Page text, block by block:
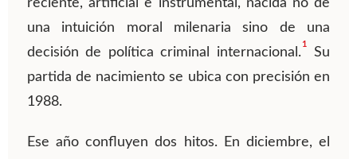
reciente, artificial e instrumental, nacida no de
una intuición moral milenaria sino de una
decisión de política criminal internacional.
1
Su
partida de nacimiento se ubica con precisión en
1988.
Ese año confluyen dos hitos. En diciembre, el